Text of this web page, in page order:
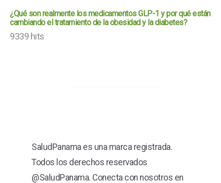
¿Qué son realmente los medicamentos GLP-1 y por qué están
cambiando el tratamiento de la obesidad y la diabetes?
9339 hits
SaludPanama es una marca registrada.
Todos los derechos reservados
@SaludPanama. Conecta con nosotros en